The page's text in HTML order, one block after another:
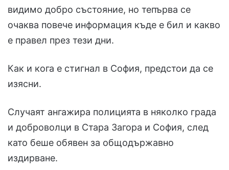
видимо добро състояние, но тепърва се
очаква повече информация къде е бил и какво
е правел през тези дни.
Как и кога е стигнал в София, предстои да се
изясни.
Случаят ангажира полицията в няколко града
и доброволци в Стара Загора и София, след
като беше обявен за общодържавно
издирване.